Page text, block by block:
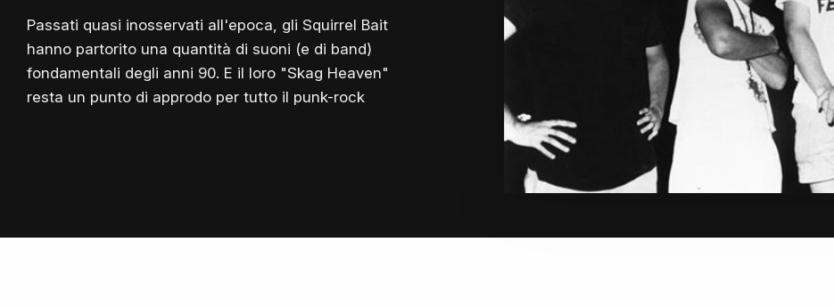
Passati quasi inosservati all'epoca, gli Squirrel Bait
hanno partorito una quantità di suoni (e di band)
fondamentali degli anni 90. E il loro "Skag Heaven"
resta un punto di approdo per tutto il punk-rock